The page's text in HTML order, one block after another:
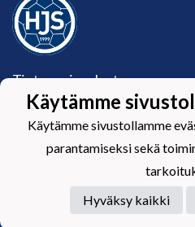
Tietosuojaseloste
Hämeenlinnan
Härkätie 17, 13600
Y-tunnus: 1582099-2
toimisto@hjs.fi / 045 120 5771
Toimiston aukioloajat:
Ma: suljettu
Ti: 13‒19, ke-pe: 9‒15.30
Käytämme
Käytämme sivustollamme
parantamiseksi sekä
Hyväksy kaikki